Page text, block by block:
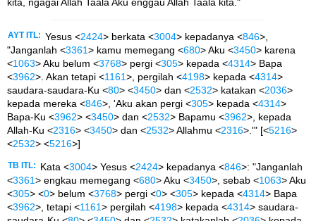
AYT ITL: Yesus <2424> berkata <3004> kepadanya <846>,
"Janganlah <3361> kamu memegang <680> Aku <3450> karena
<1063> Aku belum <3768> pergi <305> kepada <4314> Bapa
<3962>. Akan tetapi <1161>, pergilah <4198> kepada <4314>
saudara-saudara-Ku <80> <3450> dan <2532> katakan <2036>
kepada mereka <846>, 'Aku akan pergi <305> kepada <4314>
Bapa-Ku <3962> <3450> dan <2532> Bapamu <3962>, kepada
Allah-Ku <2316> <3450> dan <2532> Allahmu <2316>.'" [<5216>
<2532> <5216>]
TB ITL: Kata <3004> Yesus <2424> kepadanya <846>: "Janganlah
<3361> engkau memegang <680> Aku <3450>, sebab <1063> Aku
<305> <0> belum <3768> pergi <0> <305> kepada <4314> Bapa
<3962>, tetapi <1161> pergilah <4198> kepada <4314> saudara-